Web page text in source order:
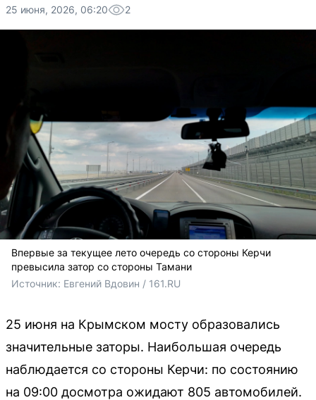
25 июня, 2026, 06:20 2
Впервые за текущее лето очередь со стороны Керчи
превысила затор со стороны Тамани
Источник: Евгений Вдовин / 161.RU
25 июня на Крымском мосту образовались
значительные заторы. Наибольшая очередь
наблюдается со стороны Керчи: по состоянию
на 09:00 досмотра ожидают 805 автомобилей.